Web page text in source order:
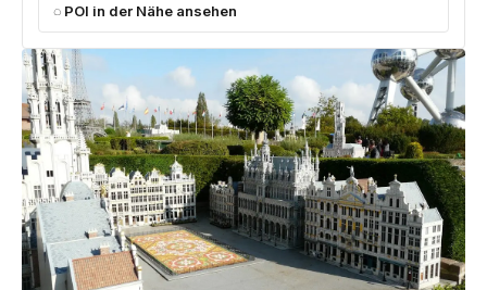
POI in der Nähe ansehen